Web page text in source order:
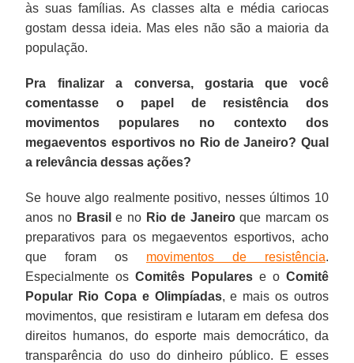
às suas famílias. As classes alta e média cariocas
gostam dessa ideia. Mas eles não são a maioria da
população.
Pra finalizar a conversa, gostaria que você
comentasse o papel de resistência dos
movimentos populares no contexto dos
megaeventos esportivos no Rio de Janeiro? Qual
a relevância dessas ações?
Se houve algo realmente positivo, nesses últimos 10
anos no Brasil e no Rio de Janeiroque marcam os
preparativos para os megaeventos esportivos, acho
que foram os movimentos de resistência.
Especialmente osComitês Populares e oComitê
Popular Rio Copa e Olimpíadas, e mais os outros
movimentos, que resistiram e lutaram em defesa dos
direitos humanos, do esporte mais democrático, da
transparência do uso do dinheiro público. E esses